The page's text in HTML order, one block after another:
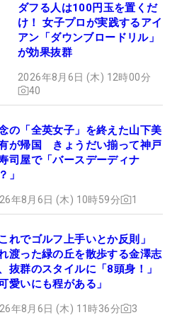
ダフる人は100円玉を置くだ
け！ 女子プロが実践するアイ
アン「ダウンブロードリル」
が効果抜群
2026年8月6日 (木) 12時00分
40
の「全英女子」を終えた山下美
が帰国 きょうだい揃って神戸
司屋で「バースデーディナ
」
年8月6日 (木) 10時59分 1
これでゴルフ上手いとか反則」
渡った緑の丘を散歩する金澤志
抜群のスタイルに「8頭身！」
可愛いにも程がある」
年8月6日 (木) 11時36分 3